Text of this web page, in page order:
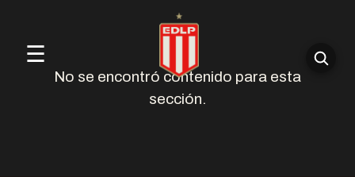
☰
No se encontró contenido para esta
sección.